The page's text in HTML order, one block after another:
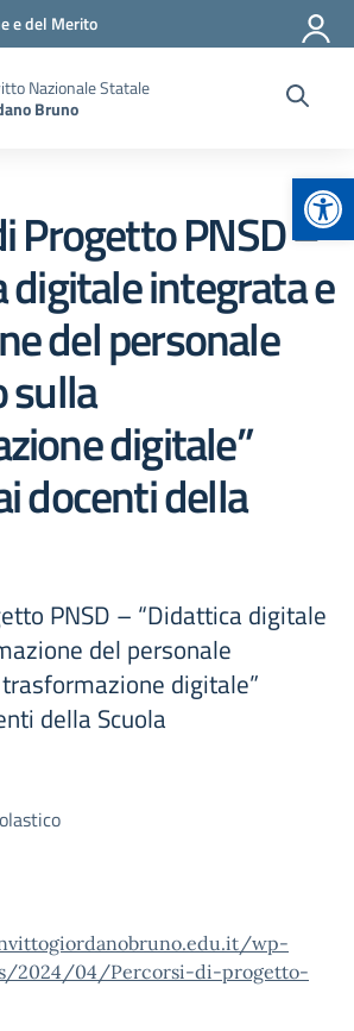
e del Merito
Nazionale Statale
Bruno
Progetto PNSD –
digitale integrata e
del personale
sulla
digitale”
docenti della
PNSD – “Didattica digitale
del personale
digitale”
della Scuola
wp-
2024/04/Percorsi-di-progetto-